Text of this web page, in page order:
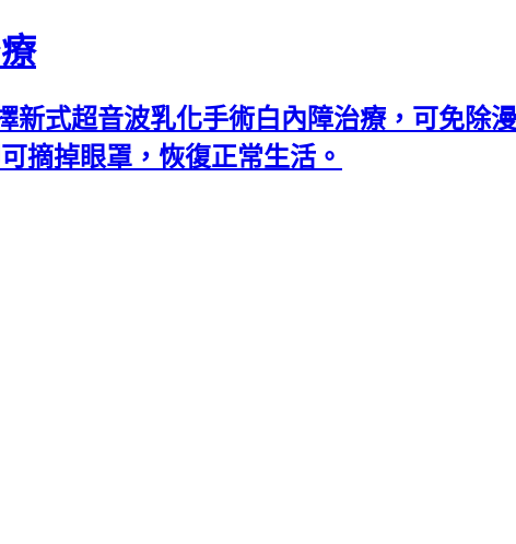
新式超音波乳化手術白內障治療，可免除
摘掉眼罩，恢復正常生活。